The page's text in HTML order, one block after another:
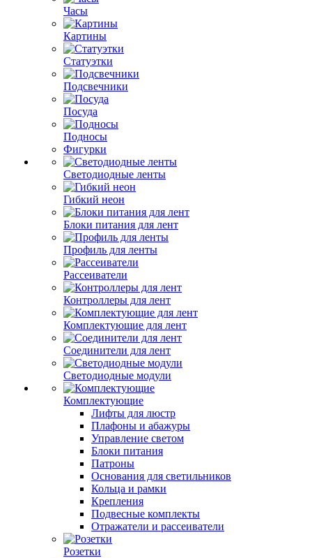
Часы
Картины
Статуэтки
Подсвечники
Посуда
Подносы
Фигурки
Светодиодные ленты
Гибкий неон
Блоки питания для лент
Профиль для ленты
Рассеиватели
Контроллеры для лент
Комплектующие для лент
Соединители для лент
Светодиодные модули
Комплектующие
Лифты для люстр
Плафоны и абажуры
Управление светом
Блоки питания
Патроны
Основания для светильников
Кольца и рамки
Крепления
Подвесные комплекты
Отражатели и рассеиватели
Розетки